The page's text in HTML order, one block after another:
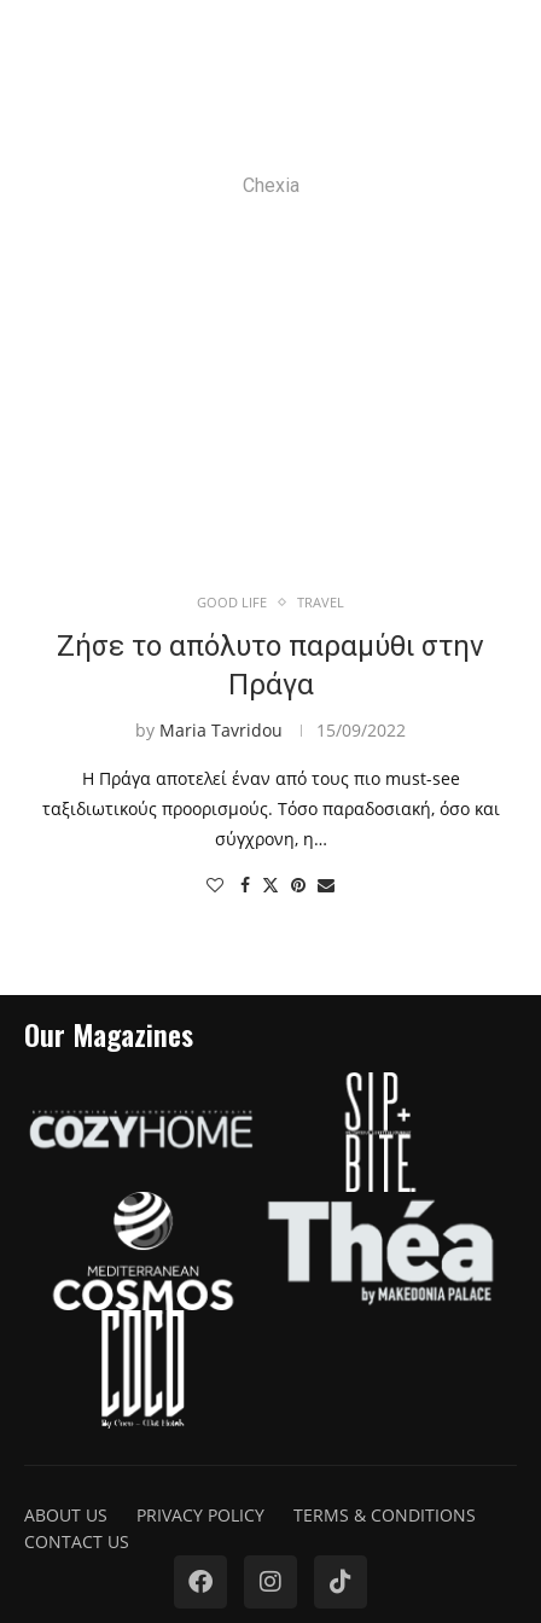
Chexia
GOOD LIFE TRAVEL
Ζήσε το απόλυτο παραμύθι στην
Πράγα
by Maria Tavridou 15/09/2022
Η Πράγα αποτελεί έναν από τους πιο must-see
ταξιδιωτικούς προορισμούς. Τόσο παραδοσιακή, όσο και
σύγχρονη, η…
Our Magazines
ABOUT US PRIVACY POLICY
TERMS & CONDITIONS
CONTACT US